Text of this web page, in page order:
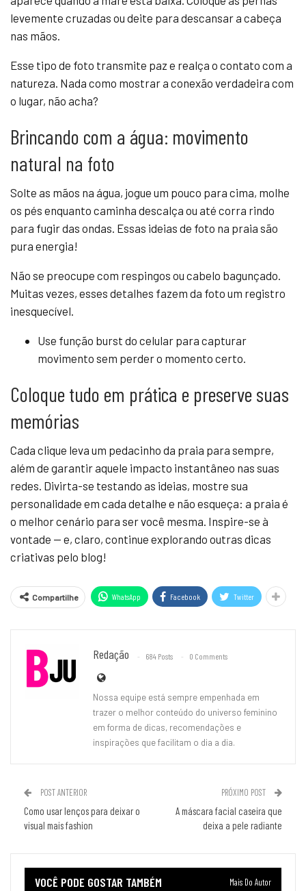
levemente cruzadas ou deite para descansar a cabeça
nas mãos.
Esse tipo de foto transmite paz e realça o contato com a
natureza. Nada como mostrar a conexão verdadeira com
o lugar, não acha?
Brincando com a água: movimento
natural na foto
Solte as mãos na água, jogue um pouco para cima, molhe
os pés enquanto caminha descalça ou até corra rindo
para fugir das ondas. Essas ideias de foto na praia são
pura energia!
Não se preocupe com respingos ou cabelo bagunçado.
Muitas vezes, esses detalhes fazem da foto um registro
inesquecível.
Use função burst do celular para capturar
movimento sem perder o momento certo.
Coloque tudo em prática e preserve suas
memórias
Cada clique leva um pedacinho da praia para sempre,
além de garantir aquele impacto instantâneo nas suas
redes. Divirta-se testando as ideias, mostre sua
personalidade em cada detalhe e não esqueça: a praia é
o melhor cenário para ser você mesma. Inspire-se à
vontade — e, claro, continue explorando outras dicas
criativas pelo blog!
Compartilhe WhatsApp Facebook Twitter
Redação 684 Posts 0 Comments
Nossa equipe está sempre empenhada em
trazer o melhor conteúdo do universo feminino
em forma de dicas, recomendações e
inspirações que facilitam o dia a dia.
POST ANTERIOR
Como usar lenços para deixar o
visual mais fashion
PRÓXIMO POST
A máscara facial caseira que
deixa a pele radiante
VOCÊ PODE GOSTAR TAMBÉM Mais Do Autor